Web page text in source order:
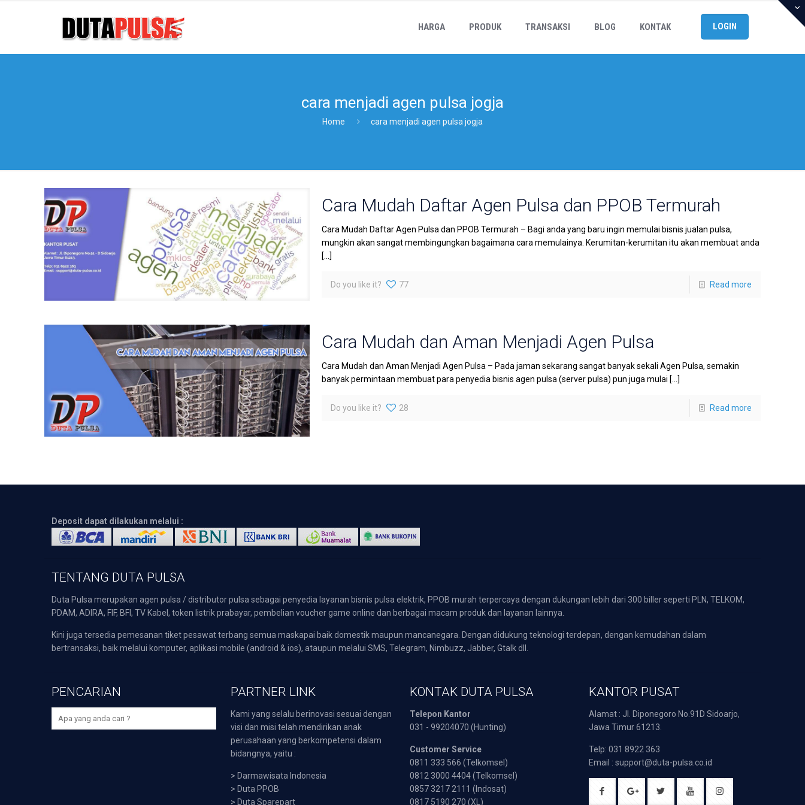
HARGA PRODUK TRANSAKSI BLOG KONTAK LOGIN
cara menjadi agen pulsa jogja
Home cara menjadi agen pulsa jogja
Cara Mudah Daftar Agen Pulsa dan PPOB Termurah
Cara Mudah Daftar Agen Pulsa dan PPOB Termurah – Bagi anda yang baru ingin memulai bisnis jualan pulsa,
mungkin akan sangat membingungkan bagaimana cara memulainya. Kerumitan-kerumitan itu akan membuat anda
[…]
Do you like it? 77 Read more
Cara Mudah dan Aman Menjadi Agen Pulsa
Cara Mudah dan Aman Menjadi Agen Pulsa – Pada jaman sekarang sangat banyak sekali Agen Pulsa, semakin
banyak permintaan membuat para penyedia bisnis agen pulsa (server pulsa) pun juga mulai […]
Do you like it? 28 Read more
Deposit dapat dilakukan melalui :
TENTANG DUTA PULSA
Duta Pulsa merupakan agen pulsa / distributor pulsa sebagai penyedia layanan bisnis pulsa elektrik, PPOB murah terpercaya dengan dukungan lebih dari 300 biller seperti PLN, TELKOM,
PDAM, ADIRA, FIF, BFI, TV Kabel, token listrik prabayar, pembelian voucher game online dan berbagai macam produk dan layanan lainnya.
Kini juga tersedia pemesanan tiket pesawat terbang semua maskapai baik domestik maupun mancanegara. Dengan didukung teknologi terdepan, dengan kemudahan dalam
bertransaksi, baik melalui komputer, aplikasi mobile (android & ios), ataupun melalui SMS, Telegram, Nimbuzz, Jabber, Gtalk dll.
PENCARIAN PARTNER LINK
Kami yang selalu berinovasi sesuai dengan
visi dan misi telah mendirikan anak
perusahaan yang berkompetensi dalam
bidangnya, yaitu :
> Darmawisata Indonesia
> Duta PPOB
> Duta Sparepart
KONTAK DUTA PULSA
Telepon Kantor
031 - 99204070 (Hunting)
Customer Service
0811 333 566 (Telkomsel)
0812 3000 4404 (Telkomsel)
0857 3217 2111 (Indosat)
0817 5190 270 (XL)
KANTOR PUSAT
Alamat : Jl. Diponegoro No.91D Sidoarjo,
Jawa Timur 61213.
Telp: 031 8922 363
Email : support@duta-pulsa.co.id